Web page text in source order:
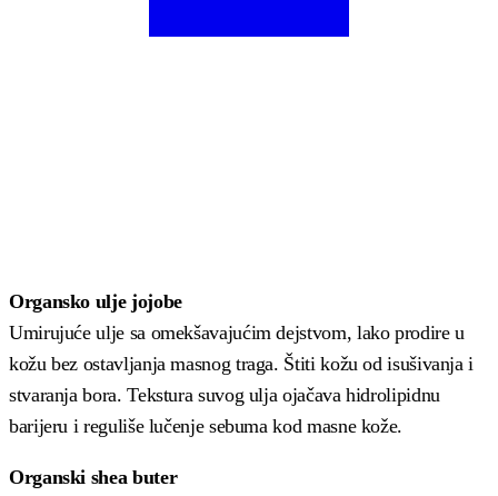
Organsko ulje jojobe
Umirujuće ulje sa omekšavajućim dejstvom, lako prodire u
kožu bez ostavljanja masnog traga. Štiti kožu od isušivanja i
stvaranja bora. Tekstura suvog ulja ojačava hidrolipidnu
barijeru i reguliše lučenje sebuma kod masne kože.
Organski shea buter